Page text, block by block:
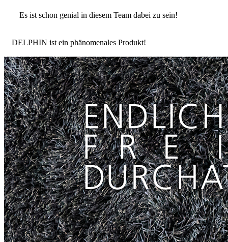
Es ist schon genial in diesem Team dabei zu sein!
DELPHIN ist ein phänomenales Produkt!